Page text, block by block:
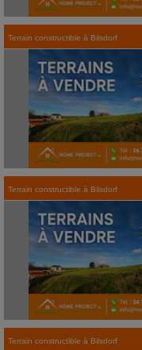
Terrain constructible à Bilsdorf
Terrain constructible à Bilsdorf
Terrain constructible à Bilsdorf